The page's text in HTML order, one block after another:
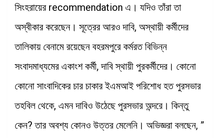
সিংহরায়ের recommendation এ। যদিও তাঁরা তা
অস্বীকার করেছেন। সূত্রের আরও দাবি, অস্থায়ী কর্মীদের
তালিকায় বেনামে রয়েছেন বহরমপুরে কর্মরত বিভিন্ন
সংবাদমাধ্যমের একাংশ কর্মী, দাবি স্থায়ী পুরকর্মীদের। কোনো
কোনো সাংবাদিকের চার চাকার ইএমআই পরিশোধ হত পুরসভার
তহবিল থেকে, এমন দাবিও উঠেছে পুরসভার অন্দরে। কিন্তু
কেন? তার অবশ্য কোনও উত্তর মেলেনি। অভিজ্ঞরা বলছেন, ”